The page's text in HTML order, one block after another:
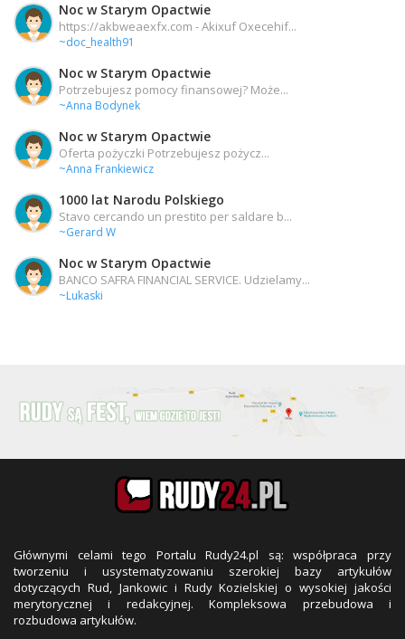
Noc w Starym Opactwie
https://akbweaexfx.com - Akixuf Oxecehif...
~doc_health91
Noc w Starym Opactwie
Potrzebujesz pomocy finansowej? Może...
~Anna Bodynek
Noc w Starym Opactwie
Oferta pożyczki Potrzebujesz pożycz...
~Anna Frankiewicz
1000 lat Narodu Polskiego
Stavo cercando un prestito per saldare b...
~Gerard W
Noc w Starym Opactwie
BANCO SAFRA FINANCIAL SERVICE. Udzielamy...
~Lukaski
Głównymi celami tego Portalu Rudy24.pl są: współpraca przy
tworzeniu i usystematyzowaniu szerokiej bazy artykułów
dotyczących Rud, Jankowic i Rudy Kozielskiej o wysokiej jakości
merytorycznej i redakcyjnej. Kompleksowa przebudowa i
rozbudowa artykułów.